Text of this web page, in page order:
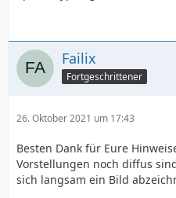
Failix
Fortgeschrittener
26. Oktober 2021 um 17:43
Besten Dank für Eure
Vorstellungen noch diffus
sich langsam ein Bild